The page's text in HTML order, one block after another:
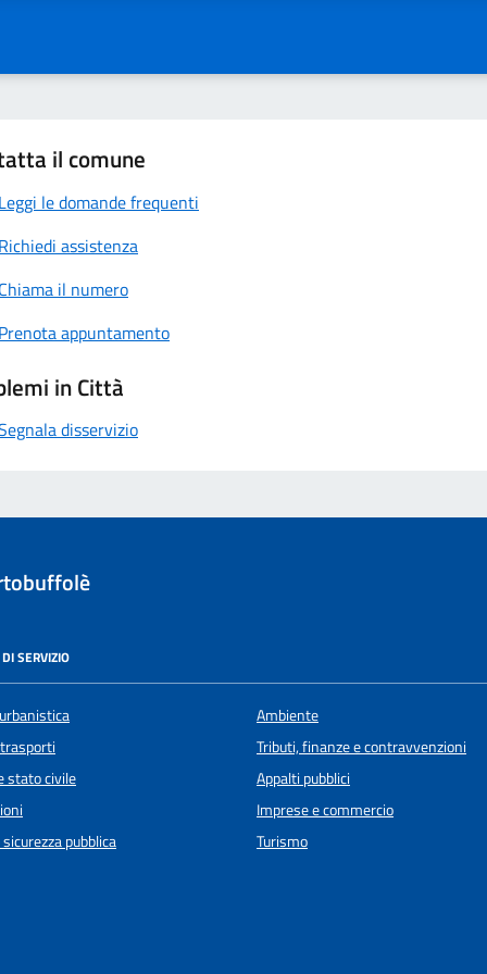
il comune
Leggi le domande frequenti
Richiedi assistenza
Chiama il numero
Prenota appuntamento
in Città
disservizio
SERVIZIO
stato civile
pubblica
Ambiente
Tributi, finanze e contravvenzioni
Appalti pubblici
Imprese e commercio
Turismo